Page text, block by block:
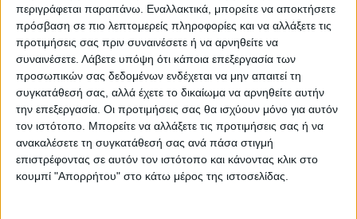
περιγράφεται παραπάνω. Εναλλακτικά, μπορείτε να αποκτήσετε
πρόσβαση σε πιο λεπτομερείς πληροφορίες και να αλλάξετε τις
προτιμήσεις σας πριν συναινέσετε ή να αρνηθείτε να
συναινέσετε. Λάβετε υπόψη ότι κάποια επεξεργασία των
προσωπικών σας δεδομένων ενδέχεται να μην απαιτεί τη
συγκατάθεσή σας, αλλά έχετε το δικαίωμα να αρνηθείτε αυτήν
την επεξεργασία. Οι προτιμήσεις σας θα ισχύουν μόνο για αυτόν
τον ιστότοπο. Μπορείτε να αλλάξετε τις προτιμήσεις σας ή να
ανακαλέσετε τη συγκατάθεσή σας ανά πάσα στιγμή
επιστρέφοντας σε αυτόν τον ιστότοπο και κάνοντας κλικ στο
κουμπί "Απορρήτου" στο κάτω μέρος της ιστοσελίδας.
Η Αρχαιότερη Καθημερινή Πρωινή Εφημερίδα της Καρδίτσας
ΠΑΡΟΜΟΙΑ ΑΡΘΡΑ